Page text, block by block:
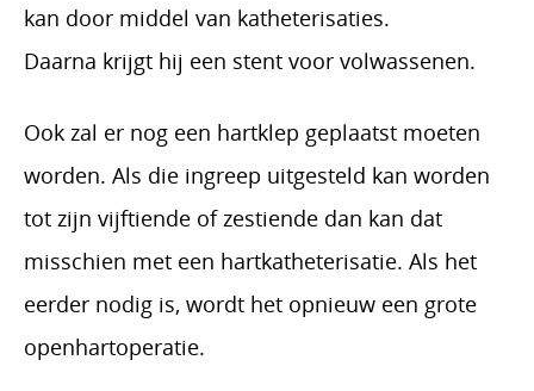
kan door middel van katheterisaties.
Daarna krijgt hij een stent voor volwassenen.
Ook zal er nog een hartklep geplaatst moeten
worden. Als die ingreep uitgesteld kan worden
tot zijn vijftiende of zestiende dan kan dat
misschien met een hartkatheterisatie. Als het
eerder nodig is, wordt het opnieuw een grote
openhartoperatie.